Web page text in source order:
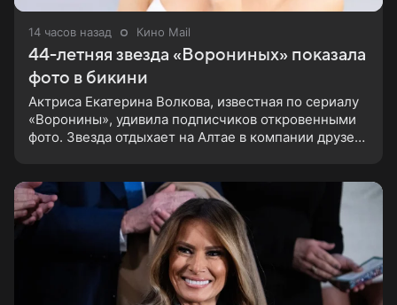
14 часов назад Кино Mail
44-летняя звезда «Ворониных» показала
фото в бикини
Актриса Екатерина Волкова, известная по сериалу
«Воронины», удивила подписчиков откровенными
фото. Звезда отдыхает на Алтае в компании друзей